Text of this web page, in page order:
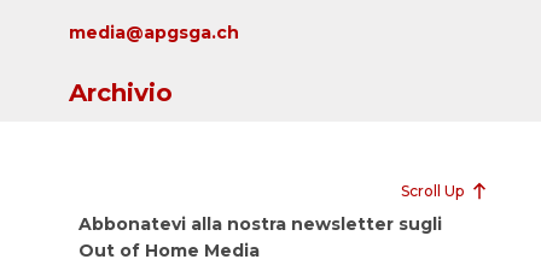
media@apgsga.ch
Archivio
Scroll Up
Abbonatevi alla nostra newsletter sugli
Out of Home Media